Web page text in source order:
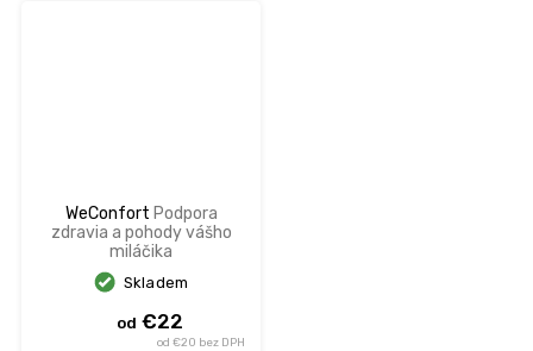
WeConfort Podpora
zdravia a pohody vášho
miláčika
Skladem
od €20 bez DPH
od €22